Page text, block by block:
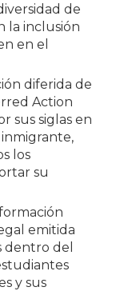
de
la inclusión
en el
diferida de
Action
sus siglas en
los
su
emitida
dentro del
y sus